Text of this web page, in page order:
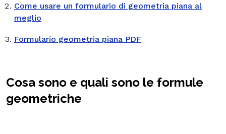
Come usare un formulario di geometria piana al
meglio
Formulario geometria piana PDF
Cosa sono e quali sono le formule
geometriche